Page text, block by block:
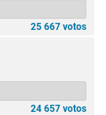
25 667 votos
24 657 votos